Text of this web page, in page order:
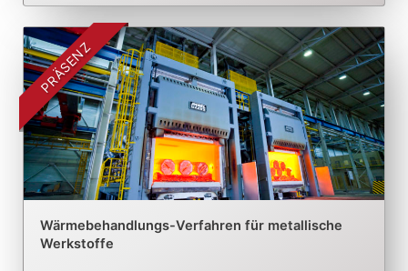
PRÄSENZ
Wärmebehandlungs-Verfahren für metallische
Werkstoffe